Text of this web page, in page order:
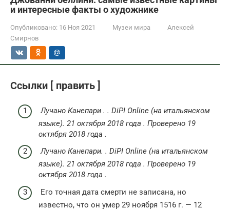
и интересные факты о художнике
Опубликовано: 16 Ноя 2021 Музеи мира
Алексей
Смирнов
Ссылки [ править ]
Лучано Канепари . . DiPI Online (на итальянском
языке). 21 октября 2018 года . Проверено 19
октября 2018 года .
Лучано Канепари. . DiPI Online (на итальянском
языке). 21 октября 2018 года . Проверено 19
октября 2018 года .
Его точная дата смерти не записана, но
известно, что он умер 29 ноября 1516 г. — 12